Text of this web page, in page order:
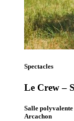
Spectacles
Le Crew –
Salle
Arcachon